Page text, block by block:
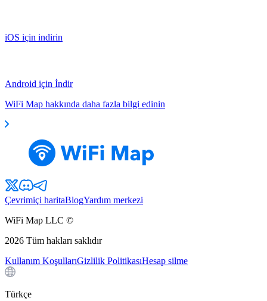
iOS için indirin
Android için İndir
WiFi Map hakkında daha fazla bilgi edinin
Çevrimiçi haritaBlogYardım merkezi
WiFi Map LLC ©
2026 Tüm hakları saklıdır
Kullanım KoşullarıGizlilik PolitikasıHesap silme
Türkçe